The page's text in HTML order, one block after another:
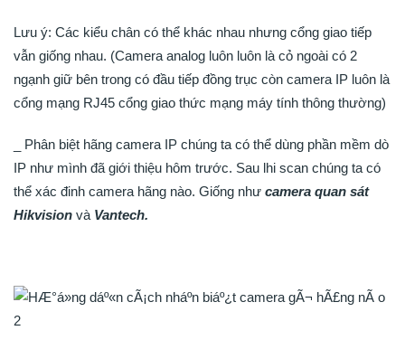
Lưu ý: Các kiểu chân có thể khác nhau nhưng cổng giao tiếp
vẫn giống nhau. (Camera analog luôn luôn là cỏ ngoài có 2
ngạnh giữ bên trong có đầu tiếp đồng trục còn camera IP luôn là
cổng mạng RJ45 cổng giao thức mạng máy tính thông thường)
_ Phân biệt hãng camera IP chúng ta có thể dùng phần mềm dò
IP như mình đã giới thiệu hôm trước. Sau lhi scan chúng ta có
thể xác đinh camera hãng nào. Giống như camera quan sát
Hikvision và Vantech.